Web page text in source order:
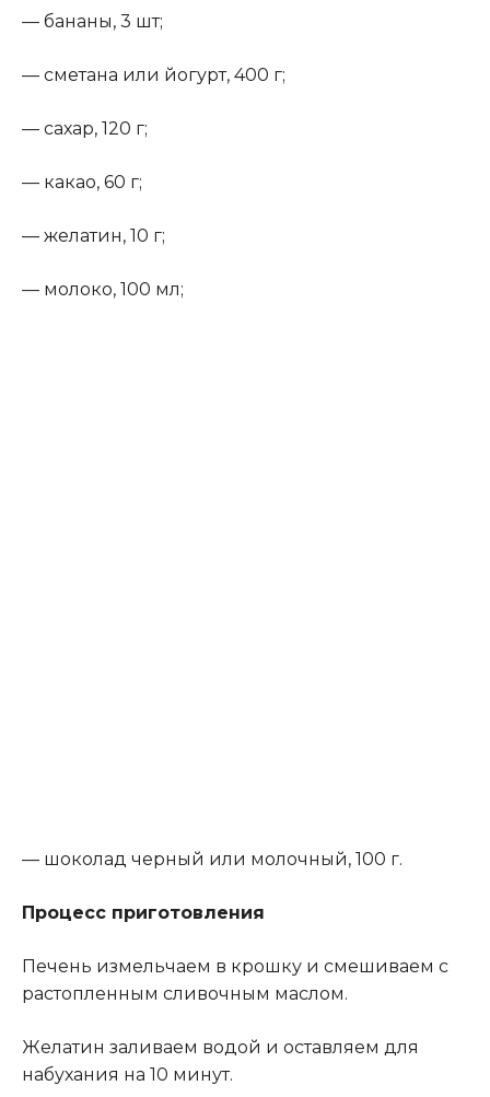
— бананы, 3 шт;
— сметана или йогурт, 400 г;
— сахар, 120 г;
— какао, 60 г;
— желатин, 10 г;
— молоко, 100 мл;
— шоколад черный или молочный, 100 г.
Процесс приготовления
Печень измельчаем в крошку и смешиваем с
растопленным сливочным маслом.
Желатин заливаем водой и оставляем для
набухания на 10 минут.